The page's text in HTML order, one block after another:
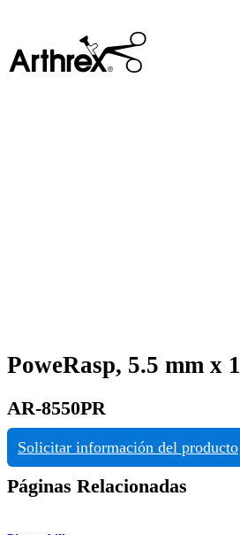
PoweRasp, 5.5 mm x
AR-8550PR
Solicitar información del producto
Páginas Relacionadas